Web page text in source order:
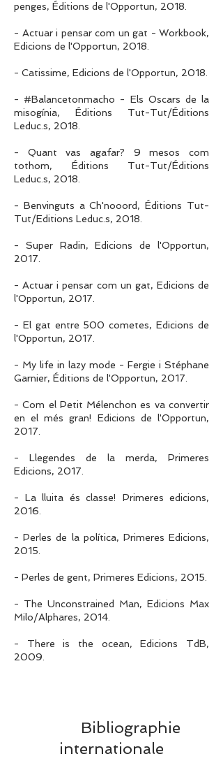
penges, Éditions de l'Opportun, 2018.
- Actuar i pensar com un gat - Workbook,
Edicions de l'Opportun, 2018.
- Catissime, Edicions de l'Opportun, 2018.
- #Balancetonmacho - Els Oscars de la
misogínia, Éditions Tut-Tut/Éditions
Leduc.s, 2018.
- Quant vas agafar? 9 mesos com
tothom, Éditions Tut-Tut/Éditions
Leduc.s, 2018.
- Benvinguts a Ch'nooord, Éditions Tut-
Tut/Editions Leduc.s, 2018.
- Super Radin, Edicions de l'Opportun,
2017.
- Actuar i pensar com un gat, Edicions de
l'Opportun, 2017.
- El gat entre 500 cometes, Edicions de
l'Opportun, 2017.
- My life in lazy mode - Fergie i Stéphane
Garnier, Éditions de l'Opportun, 2017.
- Com el Petit Mélenchon es va convertir
en el més gran! Edicions de l'Opportun,
2017.
- Llegendes de la merda, Primeres
Edicions, 2017.
- La lluita és classe! Primeres edicions,
2016.
- Perles de la política, Primeres Edicions,
2015.
- Perles de gent, Primeres Edicions, 2015.
- The Unconstrained Man, Edicions Max
Milo/Alphares, 2014.
- There is the ocean, Edicions TdB,
2009.
Bibliographie
internationale